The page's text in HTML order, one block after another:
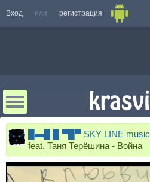
Вход или регистрация
█▬█ █ ▀█▀ SKY LINE music
feat. Таня Терёшина - Война